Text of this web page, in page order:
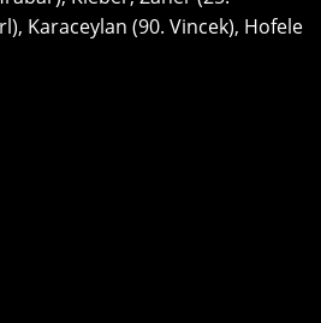
Karaceylan (90. Vincek), Hofele